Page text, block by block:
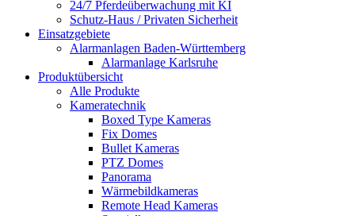
24/7 Pferdeüberwachung mit KI
Schutz-Haus / Privaten Sicherheit
Einsatzgebiete
Alarmanlagen Baden-Württemberg
Alarmanlage Karlsruhe
Produktübersicht
Alle Produkte
Kameratechnik
Boxed Type Kameras
Fix Domes
Bullet Kameras
PTZ Domes
Panorama
Wärmebildkameras
Remote Head Kameras